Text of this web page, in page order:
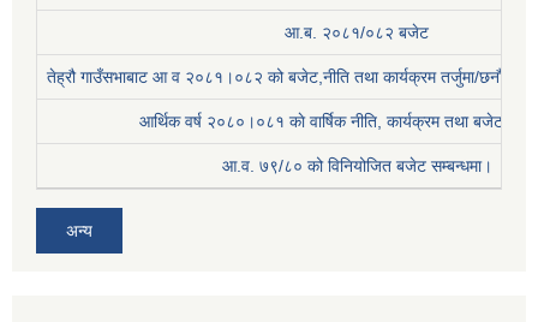
आ.ब. २०८१/०८२ बजेट
तेह्रौ गाउँसभाबाट आ व २०८१।०८२ को बजेट,नीति तथा कार्यक्रम तर्जुमा/छनौट
आर्थिक वर्ष २०८०।०८१ काे वार्षिक नीति, कार्यक्रम तथा बजेट
आ.व. ७९/८० को विनियोजित बजेट सम्बन्धमा।
अन्य